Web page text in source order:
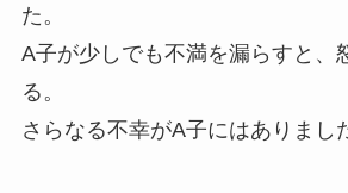
た。
A子が少しでも不満を漏らすと、
る。
さらなる不幸がA子にはありまし